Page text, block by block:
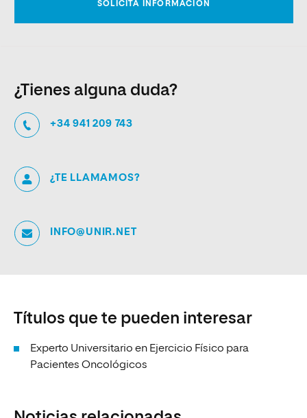
¿Tienes alguna duda?
+34 941 209 743
¿TE LLAMAMOS?
INFO@UNIR.NET
Títulos que te pueden interesar
Experto Universitario en Ejercicio Físico para
Pacientes Oncológicos